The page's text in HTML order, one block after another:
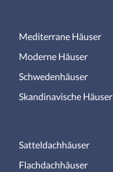
Mediterrane Häuser
Moderne Häuser
Schwedenhäuser
Skandinavische Häuser
Satteldachhäuser
Flachdachhäuser